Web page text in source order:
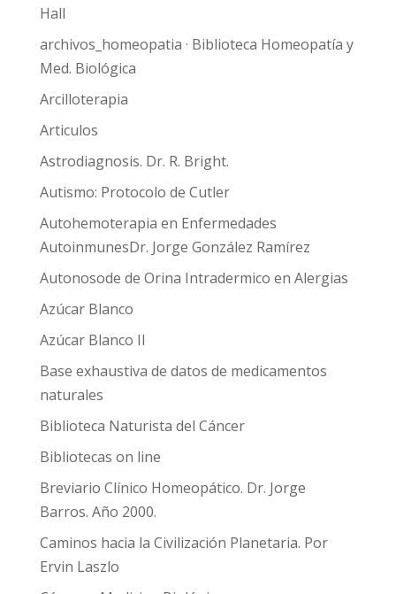
Hall
archivos_homeopatia · Biblioteca Homeopatía y
Med. Biológica
Arcilloterapia
Articulos
Astrodiagnosis. Dr. R. Bright.
Autismo: Protocolo de Cutler
Autohemoterapia en Enfermedades
AutoinmunesDr. Jorge González Ramírez
Autonosode de Orina Intradermico en Alergias
Azúcar Blanco
Azúcar Blanco II
Base exhaustiva de datos de medicamentos
naturales
Biblioteca Naturista del Cáncer
Bibliotecas on line
Breviario Clínico Homeopático. Dr. Jorge
Barros. Año 2000.
Caminos hacia la Civilización Planetaria. Por
Ervin Laszlo